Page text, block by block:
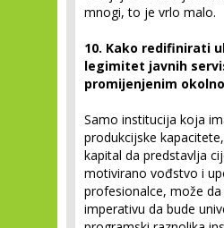
mnogi, to je vrlo malo.
10. Kako redifinirati
legimitet javnih
promijenjenim
Samo institucija koja
produkcijske
kapital da predstavlja
motivirano vođstvo i
profesionalce, može
imperativu da bude